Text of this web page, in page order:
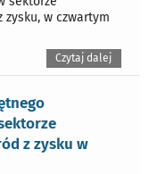
zysku, w czwartym
Czytaj dalej
z zysku w